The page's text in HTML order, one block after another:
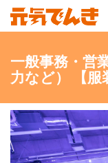
一般事務・営
力など） 【服